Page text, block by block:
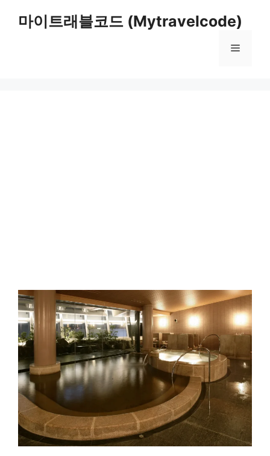
마이트래블코드 (Mytravelcode)
메